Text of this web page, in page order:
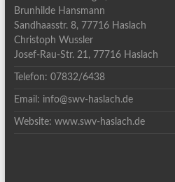
Brunhilde Hansmann
Sandhaasstr. 8, 77716 Haslach
Christoph Wussler
Josef-Rau-Str. 21, 77716 Haslach
Telefon: 07832/6438
Email: info@swv-haslach.de
Website: www.swv-haslach.de